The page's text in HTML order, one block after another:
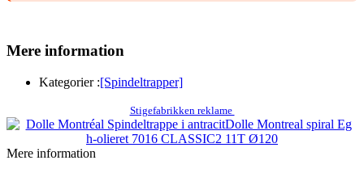
Mere information
Kategorier :[Spindeltrapper]
Stigefabrikken reklame
Mere information